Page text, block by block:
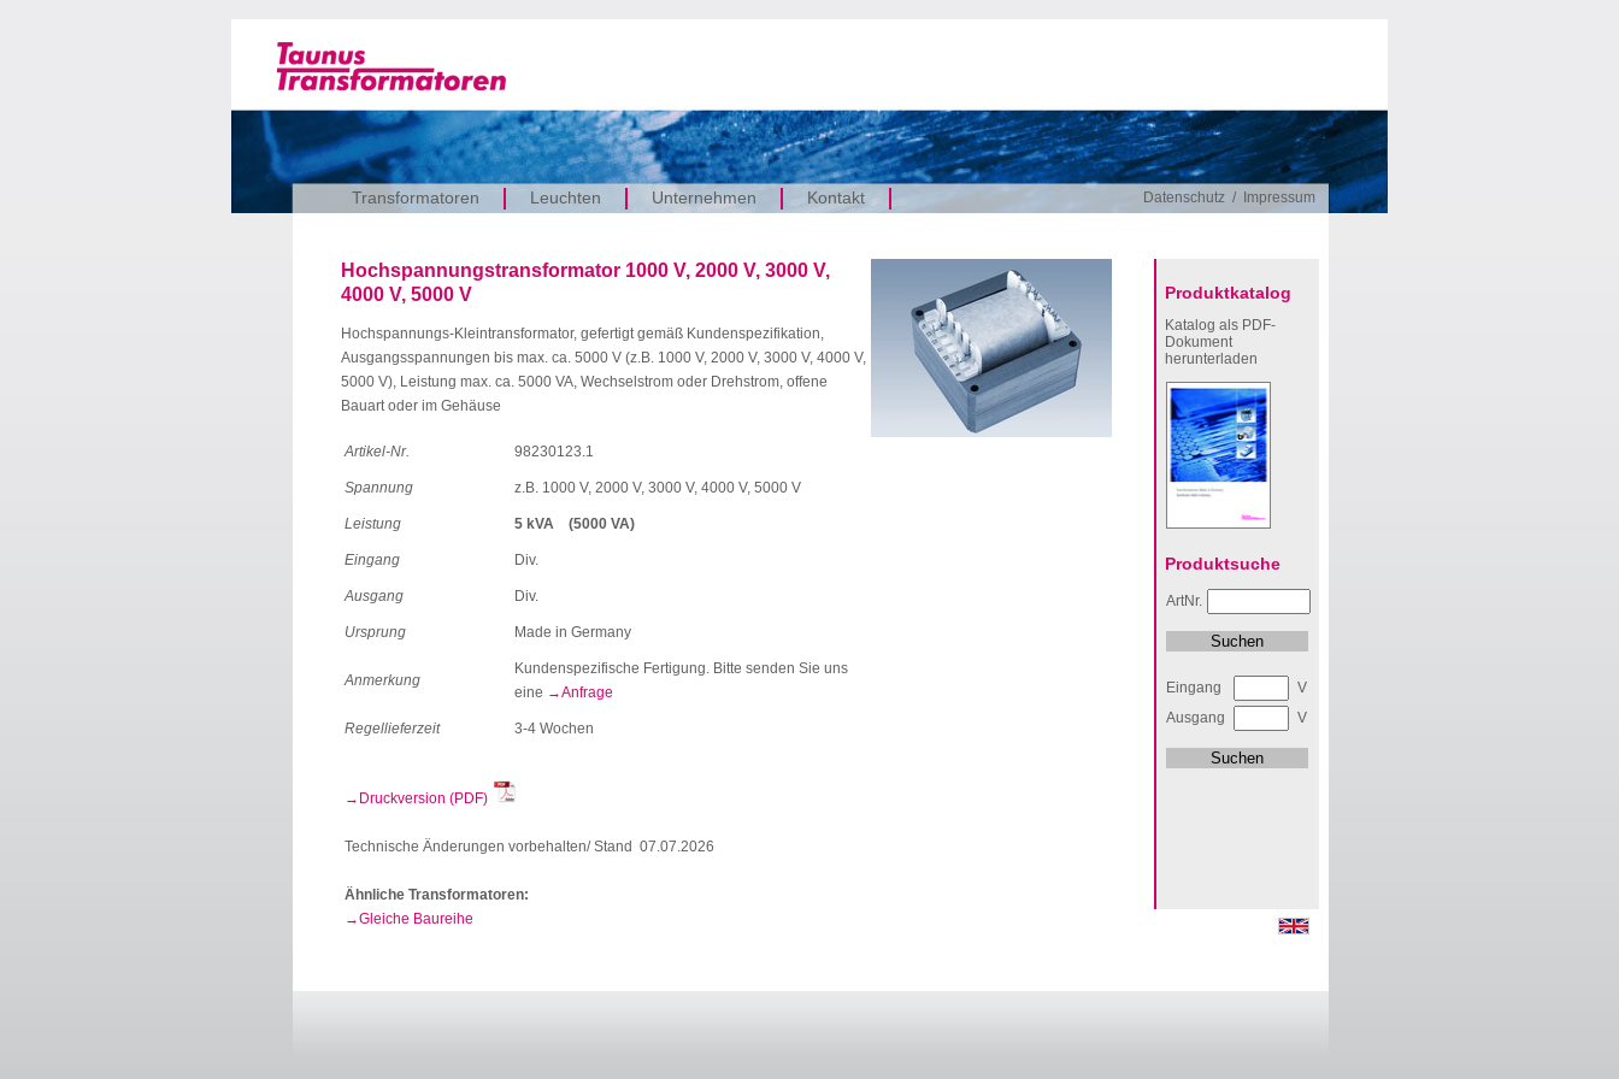
Transformatoren Leuchten Unternehmen Kontakt Datenschutz / Impressum
Hochspannungstransformator 1000 V, 2000 V, 3000 V,
4000 V, 5000 V
Hochspannungs-Kleintransformator, gefertigt gemäß Kundenspezifikation,
Ausgangsspannungen bis max. ca. 5000 V (z.B. 1000 V, 2000 V, 3000 V, 4000 V,
5000 V), Leistung max. ca. 5000 VA, Wechselstrom oder Drehstrom, offene
Bauart oder im Gehäuse
Artikel-Nr. 98230123.1
Spannung z.B. 1000 V, 2000 V, 3000 V, 4000 V, 5000 V
Leistung 5 kVA (5000 VA)
Eingang Div.
Ausgang Div.
Ursprung Made in Germany
Anmerkung
Kundenspezifische Fertigung. Bitte senden Sie uns
eine
Anfrage
Regellieferzeit 3-4 Wochen
Druckversion (PDF)
Technische Änderungen vorbehalten/ Stand 07.07.2026
Ähnliche Transformatoren:
Gleiche Baureihe
Produktkatalog
Katalog als PDF-
Dokument
herunterladen
Produktsuche
ArtNr.
Eingang
V
Ausgang
V